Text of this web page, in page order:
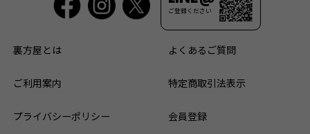
ご登録ください
裏方屋とは よくあるご質問
ご利用案内 特定商取引法表示
プライバシーポリシー 会員登録